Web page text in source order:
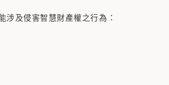
涉及侵害智慧財產權之行為：